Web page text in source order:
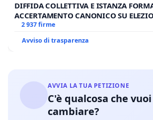
DIFFIDA COLLETTIVA E ISTANZA
ACCERTAMENTO CANONICO SU
2 937 firme
Avviso di trasparenza
AVVIA LA TUA PETIZIONE
C'è qualcosa che vuoi
cambiare?